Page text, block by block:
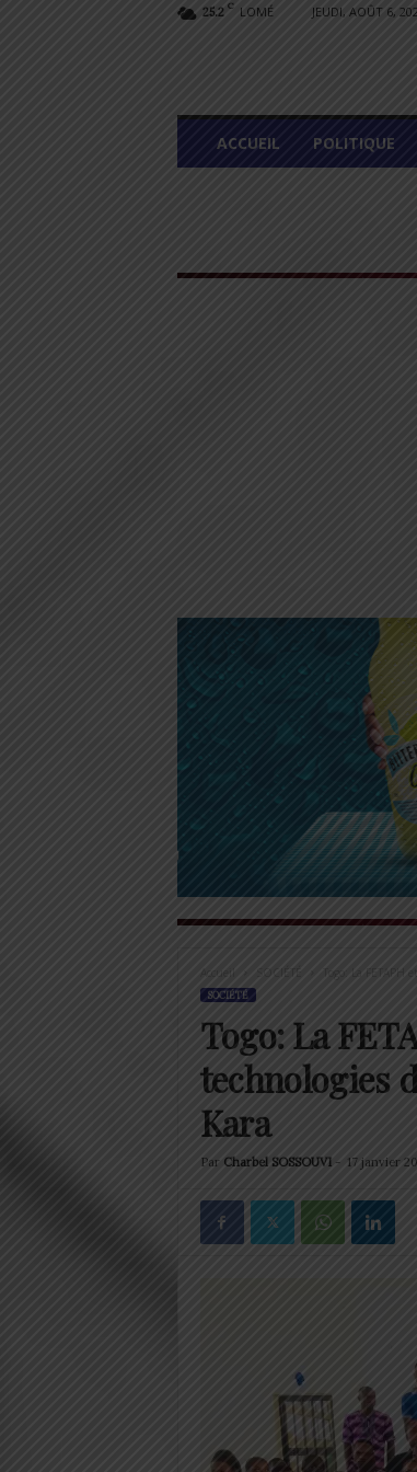
25.2 C LOMÉ JEUDI, AOÛT 6,
L
M
ACCUEIL POLITIQUE
Accueil Togo: La
SOCIÉTÉ
Togo: La
technologies
Kara
Par Charbel SOSSOUVI- 17 janvier